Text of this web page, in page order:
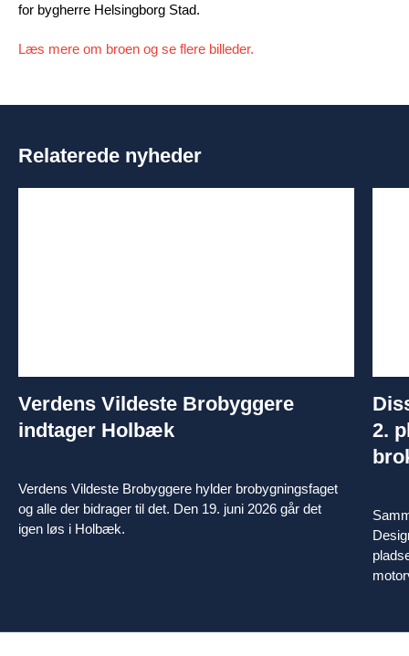
for bygherre Helsingborg Stad.
Læs mere om broen og se flere billeder.
Relaterede nyheder
Verdens Vildeste Brobyggere
indtager Holbæk
Verdens Vildeste Brobyggere hylder brobygningsfaget
og alle der bidrager til det. Den 19. juni 2026 går det
igen løs i Holbæk.
2.